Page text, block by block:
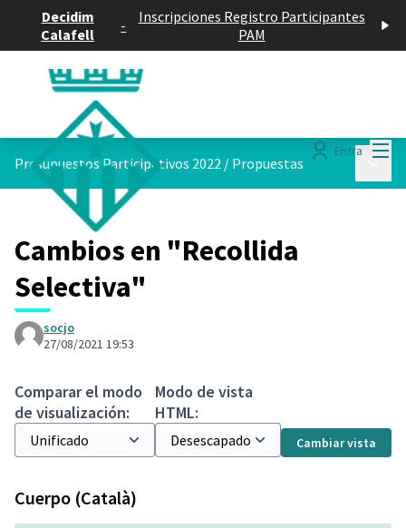
Decidim
Calafell
-
Inscripciones Registro Participantes
PAM
Entra
Presupuestos Participativos 2022 / Propuestas
Cambios en "Recollida
Selectiva"
socjo
27/08/2021 19:53
Comparar el modo
de visualización:
Modo de vista
HTML:
Cambiar vista
Cuerpo (Català)